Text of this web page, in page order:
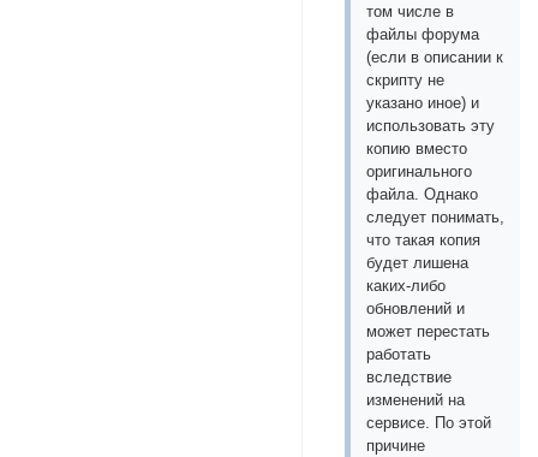
том числе в
файлы форума
(если в описании к
скрипту не
указано иное) и
использовать эту
копию вместо
оригинального
файла. Однако
следует понимать,
что такая копия
будет лишена
каких-либо
обновлений и
может перестать
работать
вследствие
изменений на
сервисе. По этой
причине